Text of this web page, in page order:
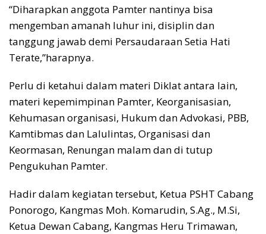
“Diharapkan anggota Pamter nantinya bisa
mengemban amanah luhur ini, disiplin dan
tanggung jawab demi Persaudaraan Setia Hati
Terate,”harapnya.
Perlu di ketahui dalam materi Diklat antara lain,
materi kepemimpinan Pamter, Keorganisasian,
Kehumasan organisasi, Hukum dan Advokasi, PBB,
Kamtibmas dan Lalulintas, Organisasi dan
Keormasan, Renungan malam dan di tutup
Pengukuhan Pamter.
Hadir dalam kegiatan tersebut, Ketua PSHT Cabang
Ponorogo, Kangmas Moh. Komarudin, S.Ag., M.Si,
Ketua Dewan Cabang, Kangmas Heru Trimawan,